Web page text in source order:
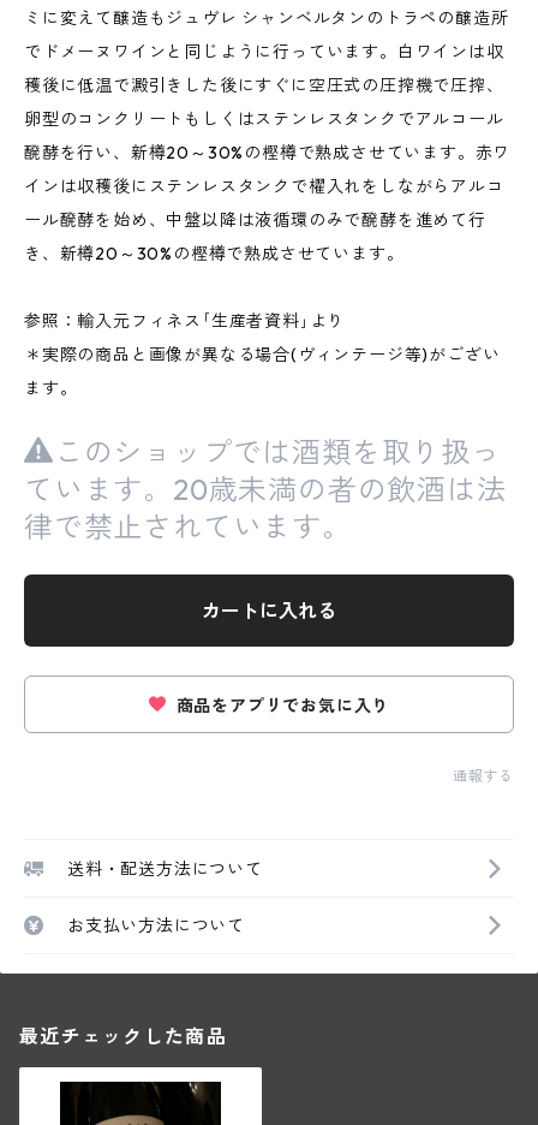
ミに変えて醸造もジュヴレ シャンベルタンのトラペの醸造所
でドメーヌワインと同じように行っています。白ワインは収
穫後に低温で澱引きした後にすぐに空圧式の圧搾機で圧搾、
卵型のコンクリートもしくはステンレスタンクでアルコール
醗酵を行い、新樽20～30%の樫樽で熟成させています。赤ワ
インは収穫後にステンレスタンクで櫂入れをしながらアルコ
ール醗酵を始め、中盤以降は液循環のみで醗酵を進めて行
き、新樽20～30%の樫樽で熟成させています。
参照：輸入元フィネス｢生産者資料｣より
＊実際の商品と画像が異なる場合(ヴィンテージ等)がござい
ます。
このショップでは酒類を取り扱っ
ています。20歳未満の者の飲酒は法
律で禁止されています。
カートに入れる
商品をアプリでお気に入り
通報する
送料・配送方法について
お支払い方法について
最近チェックした商品